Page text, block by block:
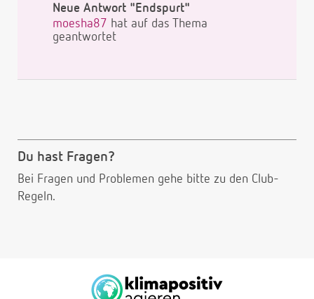
Neue Antwort "Endspurt"
moesha87 hat auf das Thema
geantwortet
Du hast Fragen?
Bei Fragen und Problemen gehe bitte zu den Club-
Regeln.